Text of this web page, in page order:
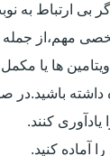
بی ارتباط به
مهم،از جمله
ها یا
داشته
کنند.
آماده کنید.